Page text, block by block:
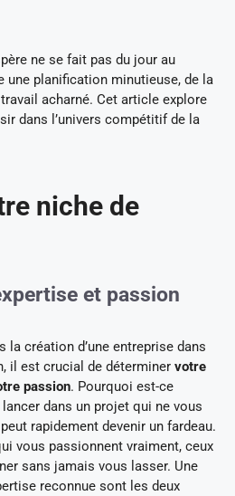
ne se fait pas du jour au
une planification minutieuse, de la
acharné. Cet article explore
dans l’univers compétitif de la
niche de
et passion
la création d’une entreprise dans
il est crucial de déterminer votre
passion. Pourquoi est-ce
dans un projet qui ne vous
rapidement devenir un fardeau.
vous passionnent vraiment, ceux
sans jamais vous lasser. Une
reconnue sont les deux